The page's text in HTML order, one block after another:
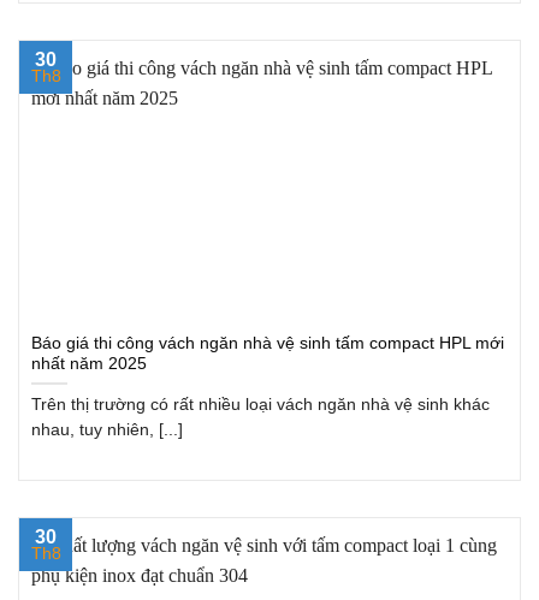
Báo giá thi công vách ngăn nhà vệ sinh tấm compact HPL mới
nhất năm 2025
Trên thị trường có rất nhiều loại vách ngăn nhà vệ sinh khác
nhau, tuy nhiên, [...]
30
Th8
30
Th8